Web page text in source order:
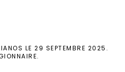
LE 29 SEPTEMBRE 2025 .
.